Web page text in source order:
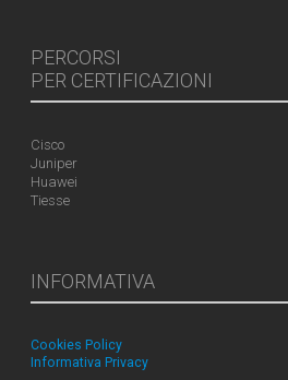
PERCORSI
PER CERTIFICAZIONI
Cisco
Juniper
Huawei
Tiesse
INFORMATIVA
Cookies Policy
Informativa Privacy